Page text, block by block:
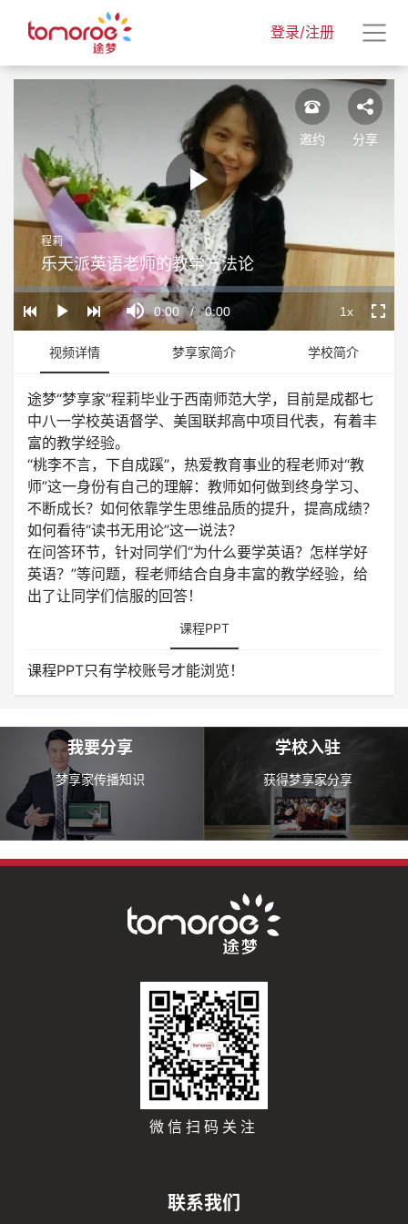
登录/注册
Play
Video
Play
Mute
Current
Time
0:00 / Duration
0:00
Loaded:
0%
Progress:
0%
Playback
Rate
1x
程莉
乐天派英语老师的教学方法论
邀约 分享
视频详情 梦享家简介 学校简介
途梦“梦享家”程莉毕业于西南师范大学，目前是成都七
中八一学校英语督学、美国联邦高中项目代表，有着丰
富的教学经验。
“桃李不言，下自成蹊”，热爱教育事业的程老师对“教
师”这一身份有自己的理解：教师如何做到终身学习、
不断成长？如何依靠学生思维品质的提升，提高成绩？
如何看待“读书无用论”这一说法？
在问答环节，针对同学们“为什么要学英语？怎样学好
英语？”等问题，程老师结合自身丰富的教学经验，给
出了让同学们信服的回答！
课程PPT
课程PPT只有学校账号才能浏览！
我要分享
梦享家传播知识
学校入驻
获得梦享家分享
微信扫码关注
联系我们